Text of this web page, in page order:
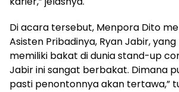
Di acara tersebut, Menpora Dito
Asisten Pribadinya, Ryan Jabir,
memiliki bakat di dunia stand-up
Jabir ini sangat berbakat. Dimana
pasti penontonnya akan tertawa,”